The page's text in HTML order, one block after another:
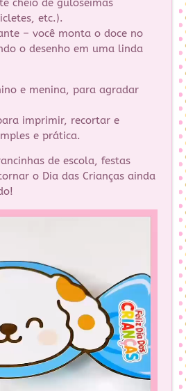
cheio de guloseimas
etc.).
– você monta o doce no
o desenho em uma linda
e menina, para agradar
imprimir, recortar e
e prática.
de escola, festas
o Dia das Crianças ainda